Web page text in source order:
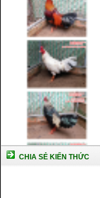
CHIA SẺ KIẾN THỨC